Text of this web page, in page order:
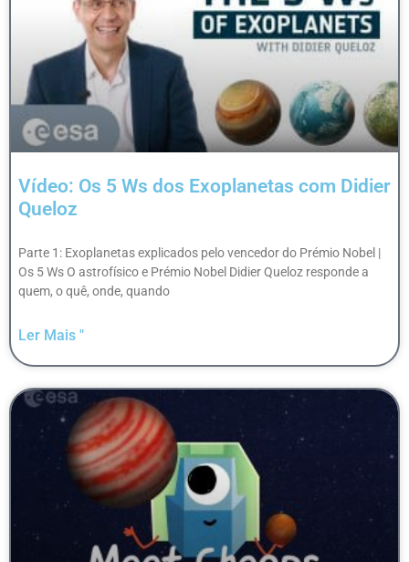
Vídeo: Os 5 Ws dos Exoplanetas com Didier
Queloz
Parte 1: Exoplanetas explicados pelo vencedor do Prémio Nobel |
Os 5 Ws O astrofísico e Prémio Nobel Didier Queloz responde a
quem, o quê, onde, quando
Ler Mais "